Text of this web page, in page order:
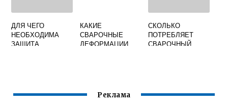
ДЛЯ ЧЕГО
НЕОБХОДИМА
ЗАЩИТА
КАКИЕ
СВАРОЧНЫЕ
ДЕФОРМАЦИИ
СКОЛЬКО
ПОТРЕБЛЯЕТ
СВАРОЧНЫЙ
Реклама